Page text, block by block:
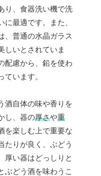
り、食器洗い機で洗
最適です。また、
、普通の水晶ガラス
しいとされていま
配慮から、鉛を使わ
います。
酒自体の味や香りを
し、器の厚さや重
を楽しむ上で重要な
たりが良く、ぶどう
厚い器はどっしりと
ぶどう酒を味わうこ